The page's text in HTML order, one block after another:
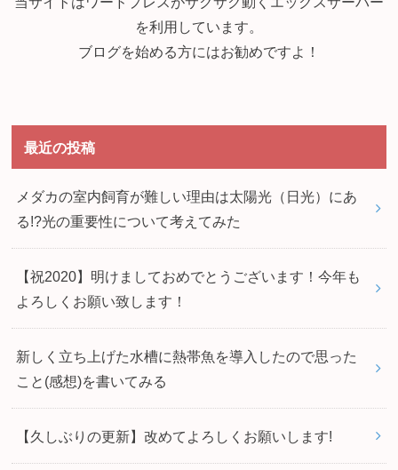
を利用しています。
ブログを始める方にはお勧めですよ！
最近の投稿
メダカの室内飼育が難しい理由は太陽光（日光）にあ
る!?光の重要性について考えてみた
【祝2020】明けましておめでとうございます！今年も
よろしくお願い致します！
新しく立ち上げた水槽に熱帯魚を導入したので思った
こと(感想)を書いてみる
【久しぶりの更新】改めてよろしくお願いします!